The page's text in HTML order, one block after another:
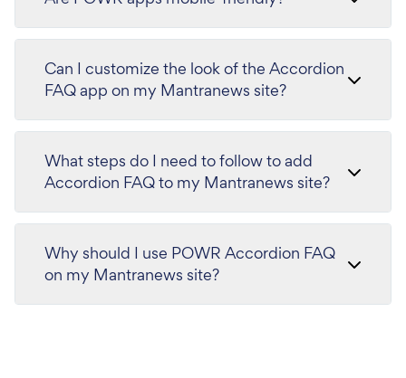
Can I customize the look of the Accordion
FAQ app on my Mantranews site?
What steps do I need to follow to add
Accordion FAQ to my Mantranews site?
Why should I use POWR Accordion FAQ
on my Mantranews site?